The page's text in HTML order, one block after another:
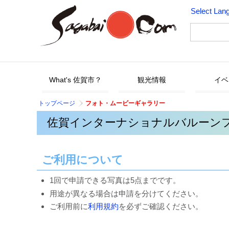
Select
What's 佐賀市？ 観光情報 イ
トップページ フォト・ムービーギャラリー
佐賀インターナショナルバルーン
ご利用について
1回で申請できる写真は5点までです。
用途が異なる場合は申請を分けてください。
ご利用前に利用規約を必ずご確認ください。